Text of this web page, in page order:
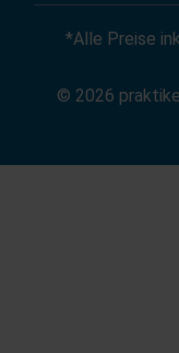
Widerrufsrecht
News
Zum Händler-
Affiliate
*Alle Preise
© 2026